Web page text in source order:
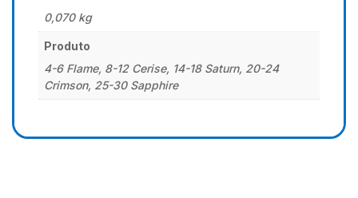
0,070 kg
Produto
4-6 Flame, 8-12 Cerise, 14-18 Saturn, 20-24
Crimson, 25-30 Sapphire